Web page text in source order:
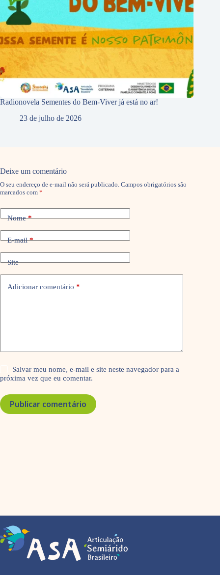
Radionovela Sementes do Bem-Viver já está no ar!
23 de julho de 2026
Deixe um comentário
O seu endereço de e-mail não será publicado. Campos obrigatórios são
marcados com *
Nome*
E-mail*
Site
Adicionar comentário *
Salvar meu nome, e-mail e site neste navegador para a
próxima vez que eu comentar.
Publicar comentário